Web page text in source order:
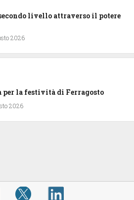
livello attraverso il potere
2026
per la festività di Ferragosto
2026